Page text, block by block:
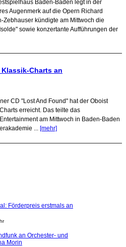
Baden-Baden legt in der
Augenmerk auf die Opern Richard
Zebhauser kündigte am Mittwoch die
sowie konzertante Aufführungen der
Charts an
CD "Lost And Found" hat der Oboist
erreicht. Das teilte das
am Mittwoch in Baden-Baden
... [mehr]
Förderpreis erstmals an
an Orchester- und
Morin